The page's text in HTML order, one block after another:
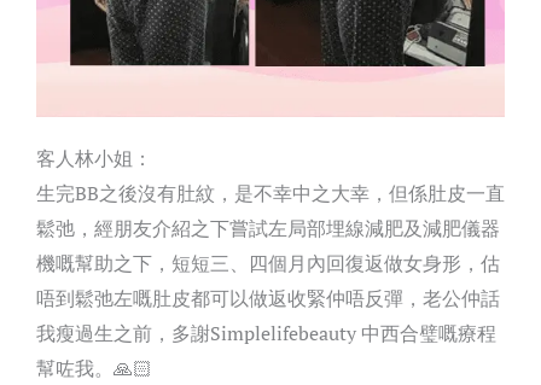
客人林小姐：
生完BB之後沒有肚紋，是不幸中之大幸，但係肚皮一直
鬆弛，經朋友介紹之下嘗試左局部埋線減肥及減肥儀器
機嘅幫助之下，短短三、四個月內回復返做女身形，估
唔到鬆弛左嘅肚皮都可以做返收緊仲唔反彈，老公仲話
我瘦過生之前，多謝Simplelifebeauty 中西合璧嘅療程
幫咗我。🙏🏻